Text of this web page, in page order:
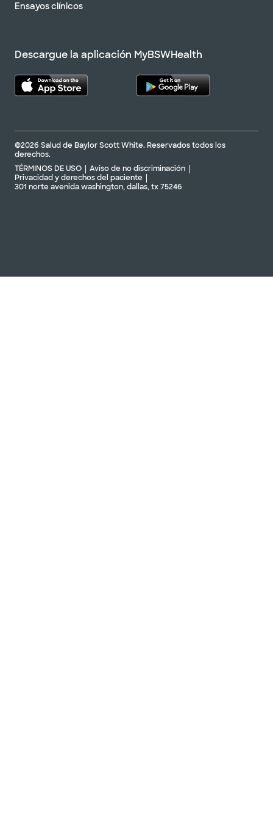
Ensayos clínicos
Descargue la aplicación MyBSWHealth
©2026 Salud de Baylor Scott White. Reservados todos los
derechos.
TÉRMINOS DE USO
Aviso de no discriminación
Privacidad y derechos del paciente
301 norte avenida washington, dallas, tx 75246